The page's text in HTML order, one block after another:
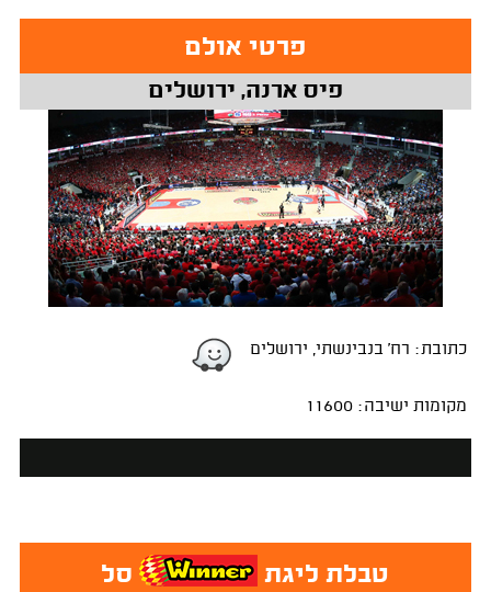
פרטי אולם
פיס ארנה, ירושלים
כתובת: רח' בנבינשתי, ירושלים
מקומות ישיבה: 11600
טבלת ליגת סל